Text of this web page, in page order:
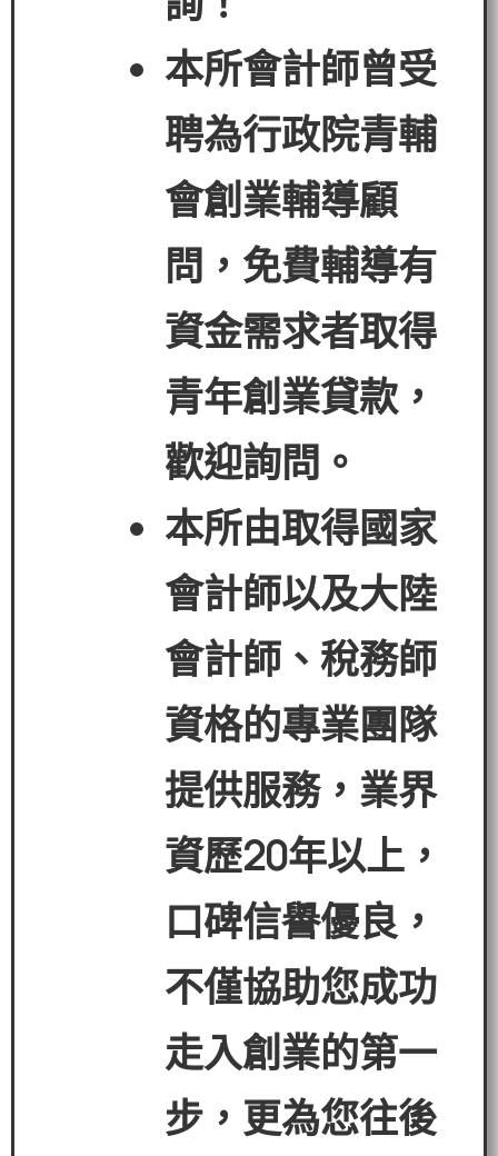
本所會計師曾受
聘為行政院青輔
會創業輔導顧
問，免費輔導有
資金需求者取得
青年創業貸款，
歡迎詢問。
本所由取得國家
會計師以及大陸
會計師、稅務師
資格的專業團隊
提供服務，業界
資歷20年以上，
口碑信譽優良，
不僅協助您成功
走入創業的第一
步，更為您往後